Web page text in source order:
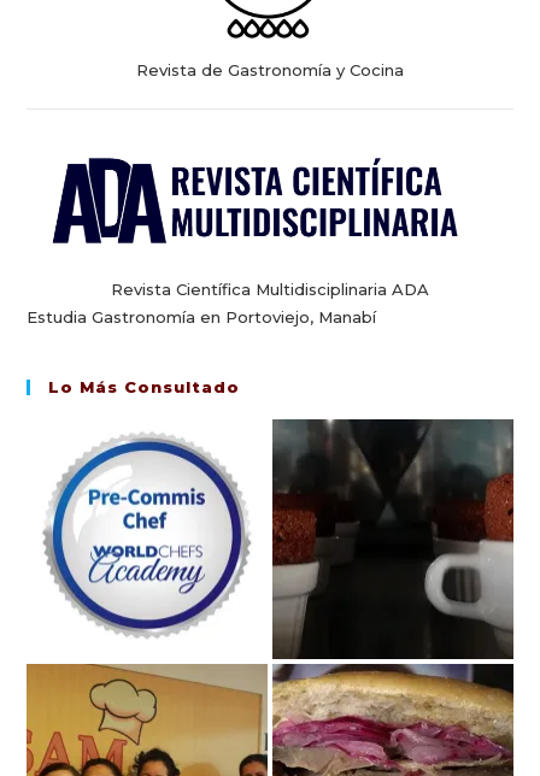
Revista de Gastronomía y Cocina
Revista Científica Multidisciplinaria ADA
Estudia Gastronomía en Portoviejo, Manabí
Lo Más Consultado